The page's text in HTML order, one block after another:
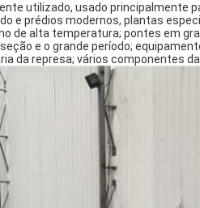
utilizado, usado principalmente
e prédios modernos, plantas
de alta temperatura; pontes em
e o grande período;
da represa; vários componentes da